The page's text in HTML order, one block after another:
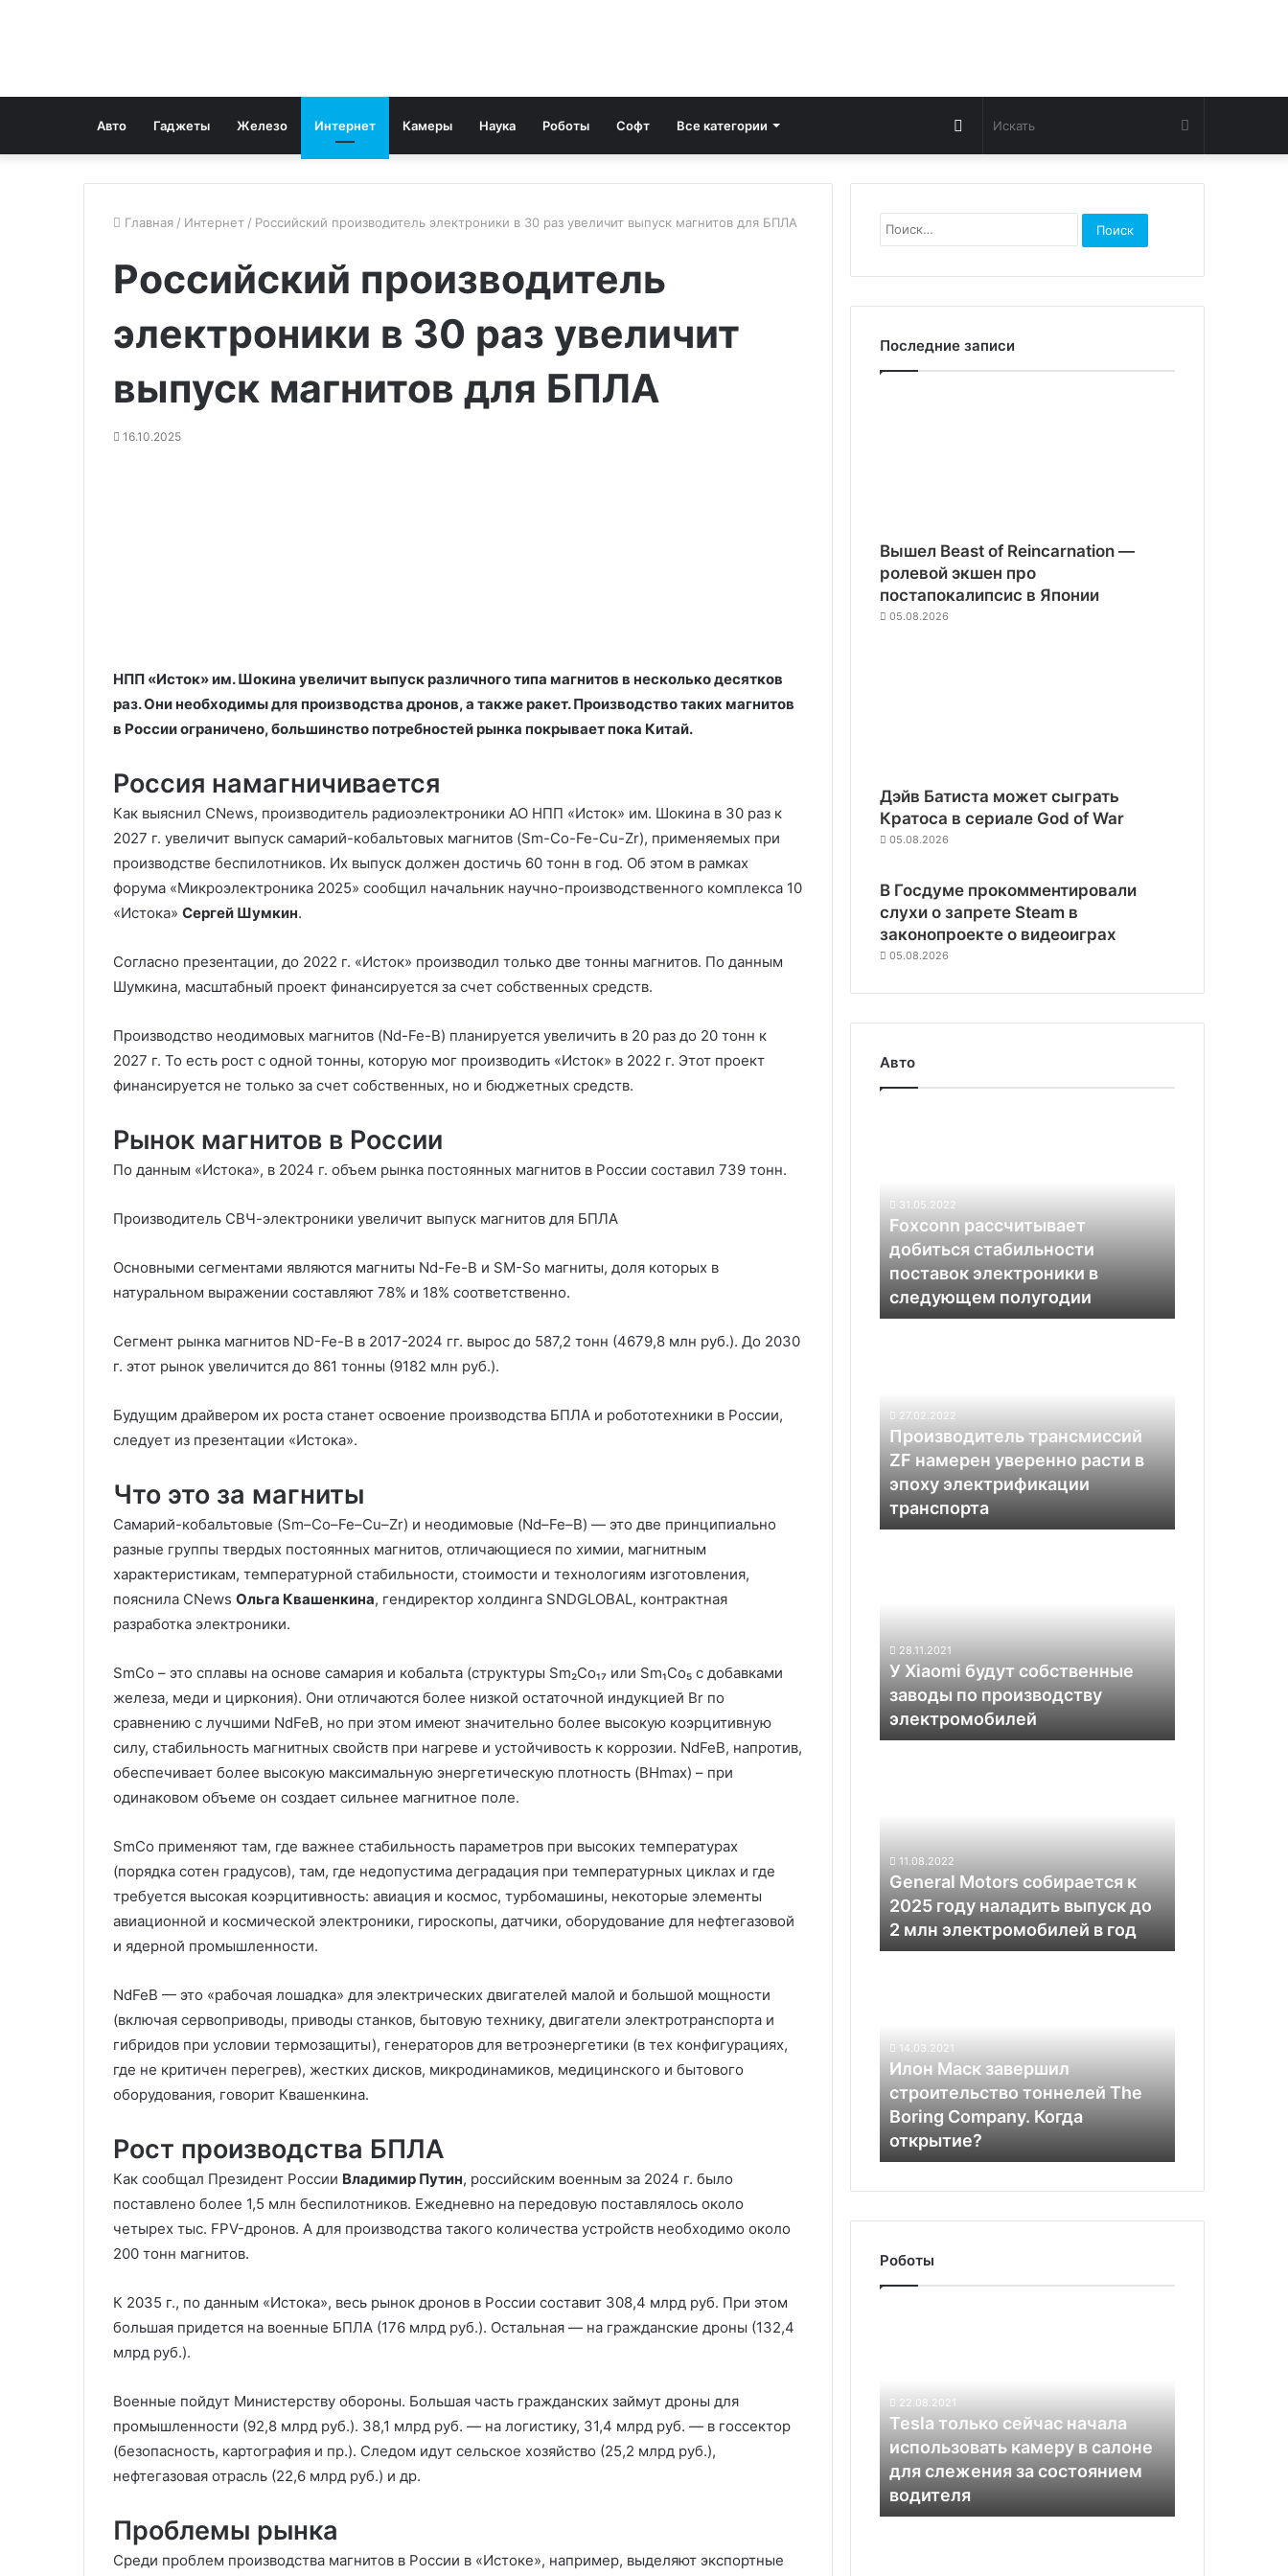
Авто Гаджеты Железо Интернет Камеры Наука Роботы Софт Все категории Искать
Switch
skin
Главная / Интернет / Российский производитель электроники в 30 раз увеличит выпуск магнитов для БПЛА
Российский производитель
электроники в 30 раз увеличит
выпуск магнитов для БПЛА
16.10.2025
НПП «Исток» им. Шокина увеличит выпуск различного типа магнитов в несколько десятков
раз. Они необходимы для производства дронов, а также ракет. Производство таких магнитов
в России ограничено, большинство потребностей рынка покрывает пока Китай.
Россия намагничивается
Как выяснил CNews, производитель радиоэлектроники АО НПП «Исток» им. Шокина в 30 раз к
2027 г. увеличит выпуск самарий-кобальтовых магнитов (Sm-Co-Fe-Cu-Zr), применяемых при
производстве беспилотников. Их выпуск должен достичь 60 тонн в год. Об этом в рамках
форума «Микроэлектроника 2025» сообщил начальник научно-производственного комплекса 10
«Истока» Сергей Шумкин.
Согласно презентации, до 2022 г. «Исток» производил только две тонны магнитов. По данным
Шумкина, масштабный проект финансируется за счет собственных средств.
Производство неодимовых магнитов (Nd-Fe-B) планируется увеличить в 20 раз до 20 тонн к
2027 г. То есть рост с одной тонны, которую мог производить «Исток» в 2022 г. Этот проект
финансируется не только за счет собственных, но и бюджетных средств.
Рынок магнитов в России
По данным «Истока», в 2024 г. объем рынка постоянных магнитов в России составил 739 тонн.
Производитель СВЧ-электроники увеличит выпуск магнитов для БПЛА
Основными сегментами являются магниты Nd-Fe-B и SM-So магниты, доля которых в
натуральном выражении составляют 78% и 18% соответственно.
Сегмент рынка магнитов ND-Fe-B в 2017-2024 гг. вырос до 587,2 тонн (4679,8 млн руб.). До 2030
г. этот рынок увеличится до 861 тонны (9182 млн руб.).
Будущим драйвером их роста станет освоение производства БПЛА и робототехники в России,
следует из презентации «Истока».
Что это за магниты
Самарий-кобальтовые (Sm–Co–Fe–Cu–Zr) и неодимовые (Nd–Fe–B) — это две принципиально
разные группы твердых постоянных магнитов, отличающиеся по химии, магнитным
характеристикам, температурной стабильности, стоимости и технологиям изготовления,
пояснила CNews Ольга Квашенкина, гендиректор холдинга SNDGLOBAL, контрактная
разработка электроники.
SmCo – это сплавы на основе самария и кобальта (структуры Sm₂Co₁₇ или Sm₁Co₅ с добавками
железа, меди и циркония). Они отличаются более низкой остаточной индукцией Br по
сравнению с лучшими NdFeB, но при этом имеют значительно более высокую коэрцитивную
силу, стабильность магнитных свойств при нагреве и устойчивость к коррозии. NdFeB, напротив,
обеспечивает более высокую максимальную энергетическую плотность (BHmax) – при
одинаковом объеме он создает сильнее магнитное поле.
SmCo применяют там, где важнее стабильность параметров при высоких температурах
(порядка сотен градусов), там, где недопустима деградация при температурных циклах и где
требуется высокая коэрцитивность: авиация и космос, турбомашины, некоторые элементы
авиационной и космической электроники, гироскопы, датчики, оборудование для нефтегазовой
и ядерной промышленности.
NdFeB — это «рабочая лошадка» для электрических двигателей малой и большой мощности
(включая сервоприводы, приводы станков, бытовую технику, двигатели электротранспорта и
гибридов при условии термозащиты), генераторов для ветроэнергетики (в тех конфигурациях,
где не критичен перегрев), жестких дисков, микродинамиков, медицинского и бытового
оборудования, говорит Квашенкина.
Рост производства БПЛА
Как сообщал Президент России Владимир Путин, российским военным за 2024 г. было
поставлено более 1,5 млн беспилотников. Ежедневно на передовую поставлялось около
четырех тыс. FPV-дронов. А для производства такого количества устройств необходимо около
200 тонн магнитов.
К 2035 г., по данным «Истока», весь рынок дронов в России составит 308,4 млрд руб. При этом
большая придется на военные БПЛА (176 млрд руб.). Остальная — на гражданские дроны (132,4
млрд руб.).
Военные пойдут Министерству обороны. Большая часть гражданских займут дроны для
промышленности (92,8 млрд руб.). 38,1 млрд руб. — на логистику, 31,4 млрд руб. — в госсектор
(безопасность, картография и пр.). Следом идут сельское хозяйство (25,2 млрд руб.),
нефтегазовая отрасль (22,6 млрд руб.) и др.
Проблемы рынка
Среди проблем производства магнитов в России в «Истоке», например, выделяют экспортные
Найти:
Последние записи
Вышел Beast of Reincarnation —
ролевой экшен про
постапокалипсис в Японии
05.08.2026
Дэйв Батиста может сыграть
Кратоса в сериале God of War
05.08.2026
В Госдуме прокомментировали
слухи о запрете Steam в
законопроекте о видеоиграх
05.08.2026
Авто
электроники
следующем
полугодии
31.05.2022
Foxconn рассчитывает
добиться стабильности
поставок электроники в
следующем полугодии
расти
эпоху
электрификации
транспорта
27.02.2022
Производитель трансмиссий
ZF намерен уверенно расти в
эпоху электрификации
транспорта
производству
электромобилей
28.11.2021
У Xiaomi будут собственные
заводы по производству
электромобилей
наладить
выпуск
до
млн
11.08.2022
General Motors собирается к
2025 году наладить выпуск до
2 млн электромобилей в год
The
Company.
Когда
открытие?
14.03.2021
Илон Маск завершил
строительство тоннелей The
Boring Company. Когда
открытие?
Роботы
камеру
салоне
для
слежения
за
22.08.2021
Tesla только сейчас начала
использовать камеру в салоне
для слежения за состоянием
водителя